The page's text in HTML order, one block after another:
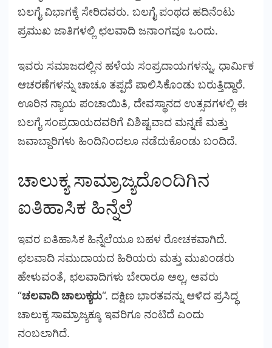
ಬಲಗೈ ವಿಭಾಗಕ್ಕೆ ಸೇರಿದವರು. ಬಲಗೈ ಪಂಥದ ಹದಿನೆಂಟು
ಪ್ರಮುಖ ಜಾತಿಗಳಲ್ಲಿ ಛಲವಾದಿ ಜನಾಂಗವೂ ಒಂದು.
ಇವರು ಸಮಾಜದಲ್ಲಿನ ಹಳೆಯ ಸಂಪ್ರದಾಯಗಳನ್ನು, ಧಾರ್ಮಿಕ
ಆಚರಣೆಗಳನ್ನು ಚಾಚೂ ತಪ್ಪದೆ ಪಾಲಿಸಿಕೊಂಡು ಬರುತ್ತಿದ್ದಾರೆ.
ಊರಿನ ನ್ಯಾಯ ಪಂಚಾಯಿತಿ, ದೇವಸ್ಥಾನದ ಉತ್ಸವಗಳಲ್ಲಿ ಈ
ಬಲಗೈ ಸಂಪ್ರದಾಯದವರಿಗೆ ವಿಶಿಷ್ಟವಾದ ಮನ್ನಣೆ ಮತ್ತು
ಜವಾಬ್ದಾರಿಗಳು ಹಿಂದಿನಿಂದಲೂ ನಡೆದುಕೊಂಡು ಬಂದಿದೆ.
ಚಾಲುಕ್ಯ ಸಾಮ್ರಾಜ್ಯದೊಂದಿಗಿನ
ಐತಿಹಾಸಿಕ ಹಿನ್ನೆಲೆ
ಇವರ ಐತಿಹಾಸಿಕ ಹಿನ್ನೆಲೆಯೂ ಬಹಳ ರೋಚಕವಾಗಿದೆ.
ಛಲವಾದಿ ಸಮುದಾಯದ ಹಿರಿಯರು ಮತ್ತು ಮುಖಂಡರು
ಹೇಳುವಂತೆ, ಛಲವಾದಿಗಳು ಬೇರಾರೂ ಅಲ್ಲ, ಅವರು
“ಚಲವಾದಿ ಚಾಲುಕ್ಯರು“. ದಕ್ಷಿಣ ಭಾರತವನ್ನು ಆಳಿದ ಪ್ರಸಿದ್ಧ
ಚಾಲುಕ್ಯ ಸಾಮ್ರಾಜ್ಯಕ್ಕೂ ಇವರಿಗೂ ನಂಟಿದೆ ಎಂದು
ನಂಬಲಾಗಿದೆ.